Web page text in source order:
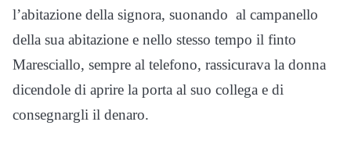
l’abitazione della signora, suonando al campanello
della sua abitazione e nello stesso tempo il finto
Maresciallo, sempre al telefono, rassicurava la donna
dicendole di aprire la porta al suo collega e di
consegnargli il denaro.